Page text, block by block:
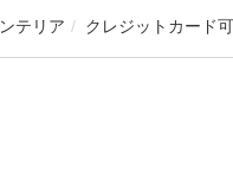
テリア クレジットカード可